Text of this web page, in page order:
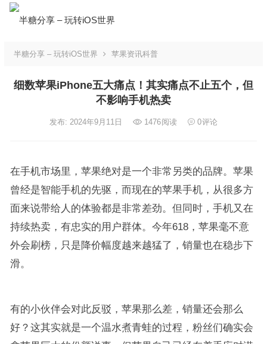
半糖分享 – 玩转iOS世界 苹果资讯科普
细数苹果iPhone五大痛点！其实痛点不止五个，但
不影响手机热卖
发布: 2024年9月11日 1476阅读 0评论
在手机市场里，苹果绝对是一个非常另类的品牌。苹果
曾经是智能手机的先驱，而现在的苹果手机，从很多方
面来说带给人的体验都是非常差劲。但同时，手机又在
持续热卖，有忠实的用户群体。今年618，苹果毫不意
外会刷榜，只是降价幅度越来越猛了，销量也在稳步下
滑。
有的小伙伴会对此反驳，苹果那么差，销量还会那么
好？这其实就是一个温水煮青蛙的过程，粉丝们确实会